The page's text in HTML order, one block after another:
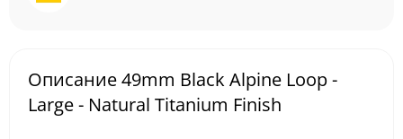
Описание 49mm Black Alpine Loop -
Large - Natural Titanium Finish